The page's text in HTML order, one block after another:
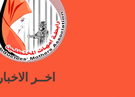
اخــر الاخبار